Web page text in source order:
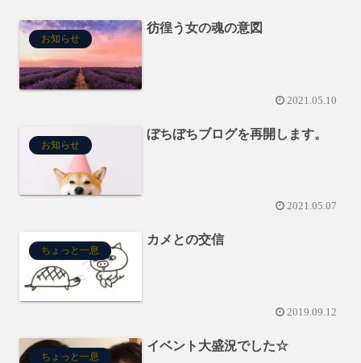
お知らせ
彷徨う女の魂の意図
2021.05.10
お知らせ
ぼちぼちブログを再開します。
2021.05.07
ちょっと一息
カメとの交信
2019.09.12
ちょっと一息
イベント大盛況でした☆